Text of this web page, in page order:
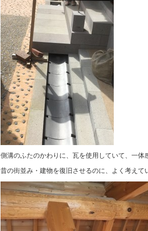
側溝のふたのかわりに、瓦を使用していて、一体
昔の街並み・建物を復旧させるのに、よく考えて